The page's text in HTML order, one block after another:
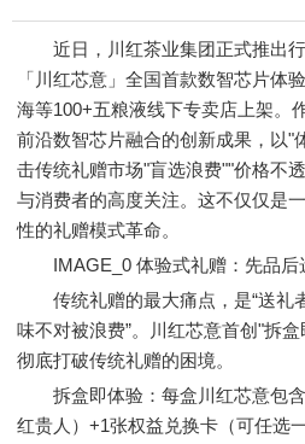
近日，川红茶业集团正式推出
「川红芯意」全国首款数智芯片体
海等100+五粮液线下专卖店上架。
前沿数智芯片融合的创新成果，以"
击传统礼赠市场"盲选浪费""价格不
与消费者的高度关注。这不仅仅是
性的礼赠模式革命。
IMAGE_0 体验式礼赠：先品后
传统礼赠的最大痛点，是“送礼
味不对被浪费”。川红芯意首创"拆
彻底打破传统礼赠的困境。
拆盒即体验：每盒川红芯意包含
红贵人）+1张权益兑换卡（可任选